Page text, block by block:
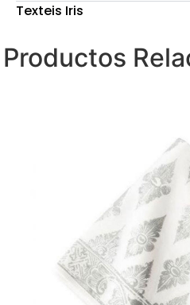
Texteis Iris
Productos